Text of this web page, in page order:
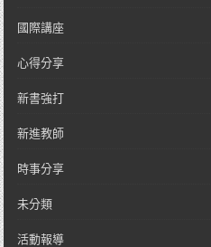
國際講座
心得分享
新書強打
新進教師
時事分享
未分類
活動報導